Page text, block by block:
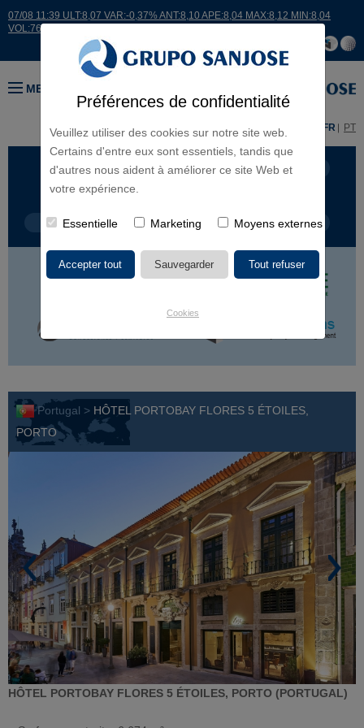
Préférences de confidentialité
Veuillez utiliser des cookies sur notre site web.
Certains d'entre eux sont essentiels, tandis que
d'autres nous aident à améliorer ce site Web et
votre expérience.
Essentielle Marketing Moyens externes
Cookies
07/08 11:39 ULT:8,07 VAR:-0,37% ANT:8,10 APE:8,04 MAX:8,12 MIN:8,04
VOL:7608
MENU
ES FR PT
LIGNES D'ACTIVITÉ CONTINENTS
TYPE DE PROJET NOM DU PROJET
Portugal > HÔTEL PORTOBAY FLORES 5 ÉTOILES,
PORTO
HÔTEL PORTOBAY FLORES 5 ÉTOILES, PORTO (PORTUGAL)